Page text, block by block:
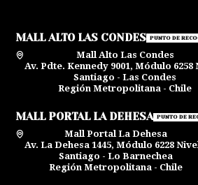
MALL ALTO LAS CONDES PUNTO DE
Mall Alto Las Condes
Av. Pdte. Kennedy 9001, Módulo 6258
Santiago - Las Condes
Región Metropolitana - Chile
MALL PORTAL LA DEHESA PUNTO DE
Mall Portal La Dehesa
Av. La Dehesa 1445, Módulo 6228
Santiago - Lo Barnechea
Región Metropolitana - Chile